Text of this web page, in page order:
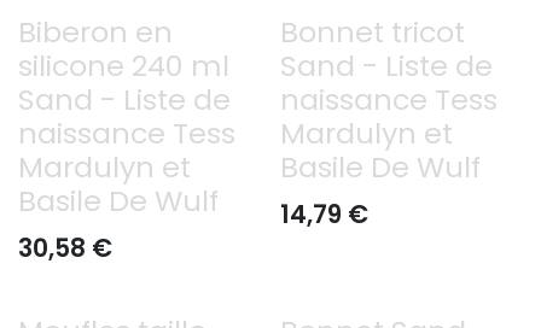
Déjà offert
Biberon en
silicone 240 ml
Sand - Liste de
naissance Tess
Mardulyn et
Basile De Wulf
30,58 €
Déjà offert
Bonnet tricot
Sand - Liste de
naissance Tess
Mardulyn et
Basile De Wulf
14,79 €